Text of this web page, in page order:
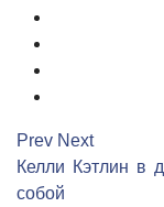
Prev Next
Келли Кэтлин в
собой